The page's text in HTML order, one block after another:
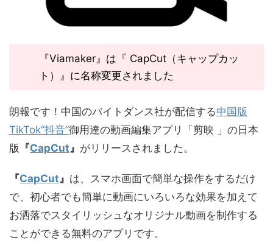
『Viamaker』は『 CapCut（キャップカッ
ト）』に名称変更されました
朗報です！中国のバイトダンス社が配信する中国版
TikTok”抖音”御用達の動画編集アプリ「剪映 」の日本
版 『CapCut』 がリリースされました。
『CapCut』 は、スマホ画面で簡単な操作をするだけ
で、初心者でも簡単に動画にいろいろな効果を加えて
お洒落でスタイリッシュなオリジナル動画を制作する
ことができる無料のアプリです。